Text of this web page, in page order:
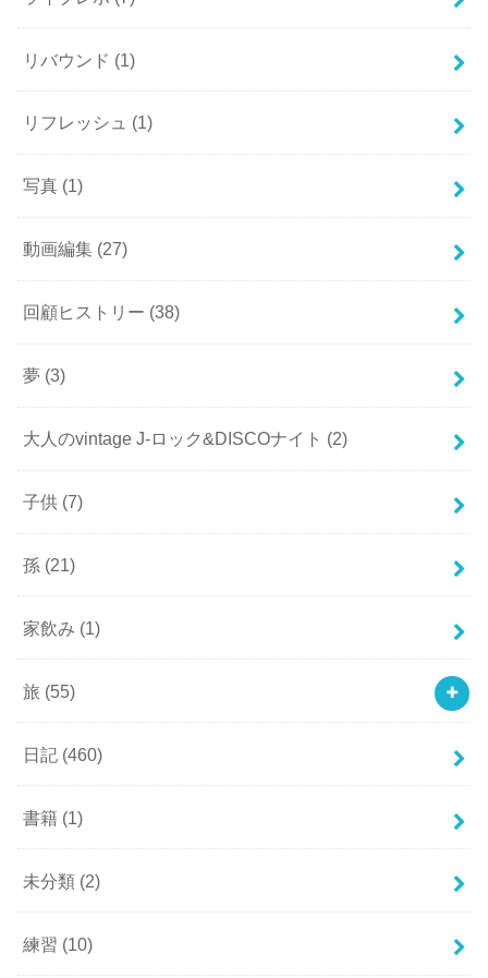
リバウンド (1)
リフレッシュ (1)
写真 (1)
動画編集 (27)
回顧ヒストリー (38)
夢 (3)
大人のvintage J-ロック&DISCOナイト (2)
子供 (7)
孫 (21)
家飲み (1)
旅 (55)
日記 (460)
書籍 (1)
未分類 (2)
練習 (10)